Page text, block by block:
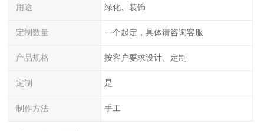
用途 绿化、装饰
定制数量 一个起定，具体请咨询客服
产品规格 按客户要求设计、定制
定制 是
制作方法 手工